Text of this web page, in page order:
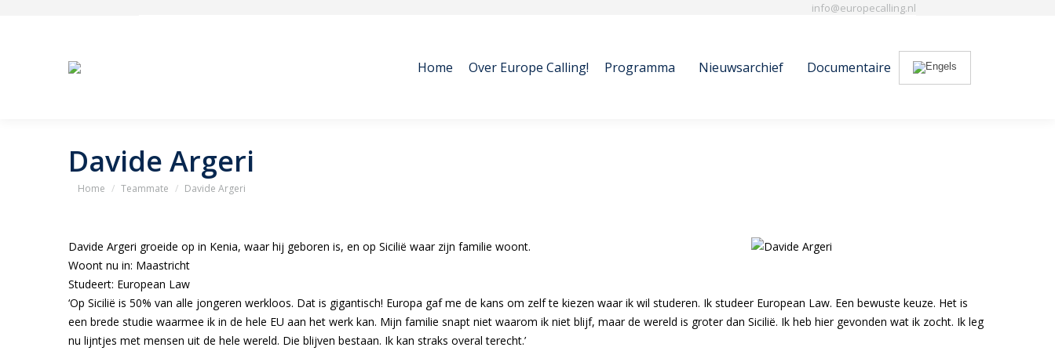
info@europecalling.nl
Home Over Europe Calling! Programma Nieuwsarchief Documentaire
Davide Argeri
Je bent hier:
Home Teammate Davide Argeri
Davide Argeri groeide op in Kenia, waar hij geboren is, en op Sicilië waar zijn familie woont.
Woont nu in: Maastricht
Studeert: European Law
‘Op Sicilië is 50% van alle jongeren werkloos. Dat is gigantisch! Europa gaf me de kans om zelf te kiezen waar ik wil studeren. Ik studeer European Law. Een bewuste keuze. Het is
een brede studie waarmee ik in de hele EU aan het werk kan. Mijn familie snapt niet waarom ik niet blijf, maar de wereld is groter dan Sicilië. Ik heb hier gevonden wat ik zocht. Ik leg
nu lijntjes met mensen uit de hele wereld. Die blijven bestaan. Ik kan straks overal terecht.’